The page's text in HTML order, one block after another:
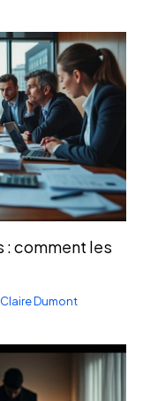
comment les
Claire Dumont